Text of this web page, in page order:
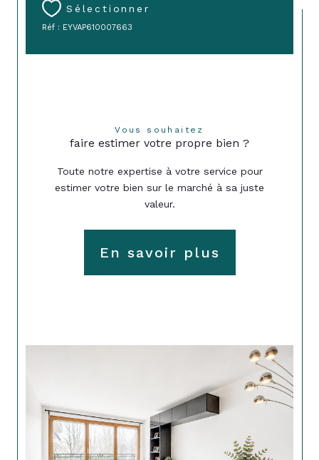
Sélectionner
Réf : EYVAP610007663
Vous souhaitez
faire estimer votre propre bien ?
Toute notre expertise à votre service pour
estimer votre bien sur le marché à sa juste
valeur.
En savoir plus